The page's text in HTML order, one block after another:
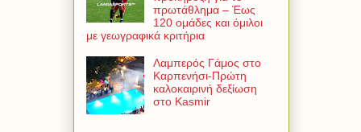
πρωτάθλημα – Έως
120 ομάδες και όμιλοι
με γεωγραφικά κριτήρια
Λαμπερός Γάμος στο
Καρπενήσι-Πρώτη
καλοκαιρινή δεξίωση
στο Kasmir